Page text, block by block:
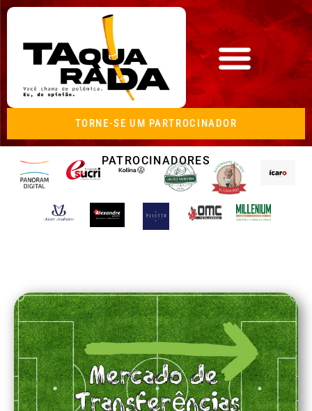
TORNE-SE UM PARTROCINADOR
PATROCINADORES